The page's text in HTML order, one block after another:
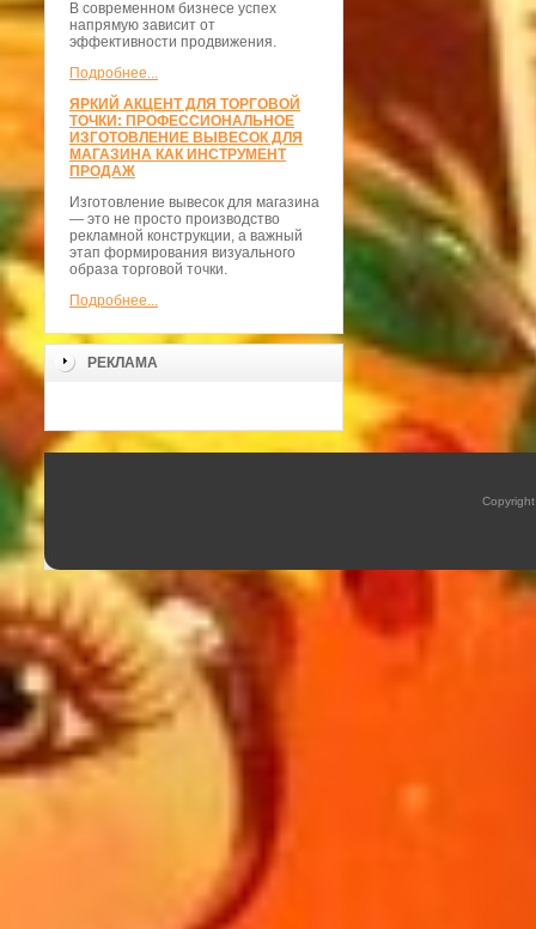
В современном бизнесе успех
напрямую зависит от
эффективности продвижения.
Подробнее...
ЯРКИЙ АКЦЕНТ ДЛЯ ТОРГОВОЙ
ТОЧКИ: ПРОФЕССИОНАЛЬНОЕ
ИЗГОТОВЛЕНИЕ ВЫВЕСОК ДЛЯ
МАГАЗИНА КАК ИНСТРУМЕНТ
ПРОДАЖ
Изготовление вывесок для магазина
— это не просто производство
рекламной конструкции, а важный
этап формирования визуального
образа торговой точки.
Подробнее...
РЕКЛАМА